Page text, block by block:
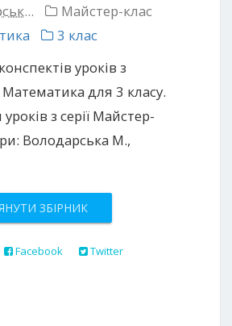
Майстер-клас
3 клас
уроків з
для 3 класу.
з серії Майстер-
Володарська М.,
ЗБІРНИК
Facebook
Twitter